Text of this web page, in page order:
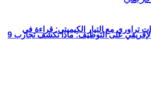
تراوري مع التيار الكيميتي: قراءة في
تدريب الشباب الإفريقي على التوظيف: ماذا تكشف تجارب 9